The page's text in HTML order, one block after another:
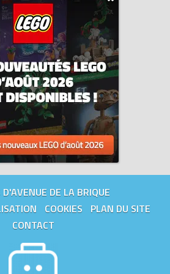
DE LA BRIQUE
COOKIES
PLAN DU SITE
CONTACT